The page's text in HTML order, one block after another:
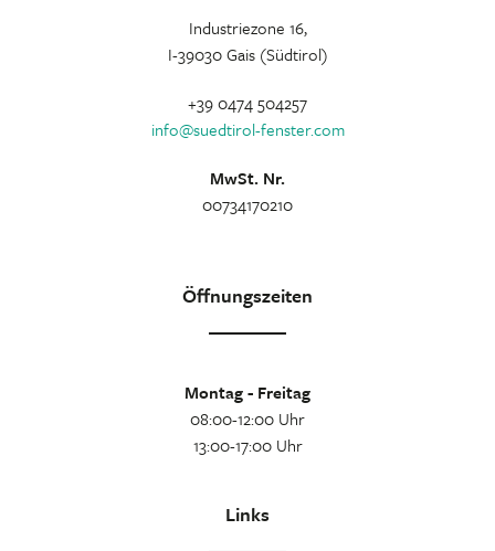
Industriezone 16,
I-39030 Gais (Südtirol)
+39 0474 504257
info@suedtirol-fenster.com
MwSt. Nr.
00734170210
Öffnungszeiten
Montag - Freitag
08:00-12:00 Uhr
13:00-17:00 Uhr
Links